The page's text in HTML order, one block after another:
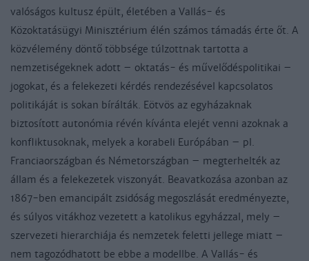
valóságos kultusz épült, életében a Vallás- és
Közoktatásügyi Minisztérium élén számos támadás érte őt. A
közvélemény döntő többsége túlzottnak tartotta a
nemzetiségeknek adott – oktatás- és művelődéspolitikai –
jogokat, és a felekezeti kérdés rendezésével kapcsolatos
politikáját is sokan bírálták. Eötvös az egyházaknak
biztosított autonómia révén kívánta elejét venni azoknak a
konfliktusoknak, melyek a korabeli Európában – pl.
Franciaországban és Németországban – megterhelték az
állam és a felekezetek viszonyát. Beavatkozása azonban az
1867-ben emancipált zsidóság megoszlását eredményezte,
és súlyos vitákhoz vezetett a katolikus egyházzal, mely –
szervezeti hierarchiája és nemzetek feletti jellege miatt –
nem tagozódhatott be ebbe a modellbe. A Vallás- és